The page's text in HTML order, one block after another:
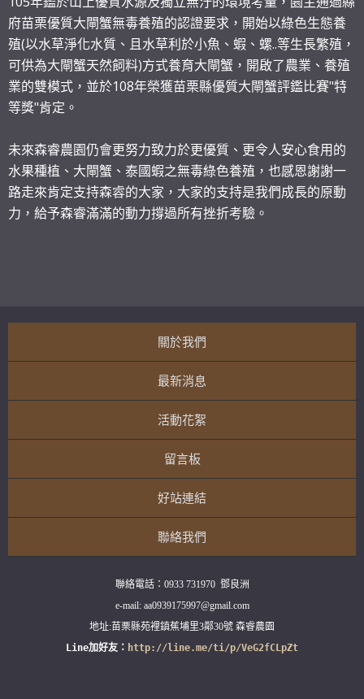
府苗栗優質大閘蟹無毒養殖的認證要求，開始以綠色生態養
殖(以水草淨化水質、且水草利於小魚、蝦、螺..等生長繁殖，
可供為大閘蟹天然飼料)方式養育大閘蟹，開啟了農業、養殖
業的雙模式，並於108年榮獲苗栗縣優質大閘蟹評鑑比賽"特
等獎"肯定。
未來森睿農園仍會更努力致力於更優質、更令人安心食用的
水果種植、大閘蟹、泰國蝦之無毒綠色養殖，也感恩謝謝一
路走來肯定支持森䜭的大家，大家的支持是我們成長的原動
力，給予森睿滿滿的動力撐過所有挫折考驗。
關於我們
最新消息
活動花絮
留言板
好站連結
聯絡我們
聯絡電話：0933 731970  鄧良洲
e-mail: aa0939175997@gmail.com
Line加好友： http://line.me/ti/p/VeG2fCLpZt